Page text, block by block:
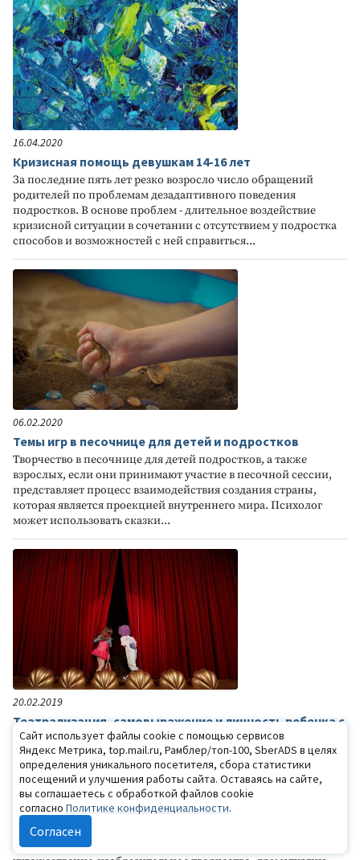
16.04.2020
Кризисная помощь девушкам 14-16 лет
За последние пять лет резко возросло число обращений
родителей по проблемам дезадаптивного поведения
подростков. В основе проблем - длительное воздействие
кризисной ситуации в сочетании с отсутствием у подростка
способов и возможностей с ней справиться...
06.02.2020
Темы игр в песочнице для детей и подростков
Творчество в песочнице для детей подростков, а также
взрослых, если они принимают участие в песочной сессии,
представляет процесс взаимодействия создания страны,
которая является проекцией внутреннего мира. Психолог
может использовать сказки...
20.02.2019
Театрализация, самовыражение и личность ребенка с
ОВЗ
Театр – синтетический вид искусства, который объединяет
разнообразные направления художественной деятельности.
Воздействие театрального искусства на детей обусловлено
особенностями человеческой психики, способной выражать
все формы эмоционального состояния – в движениях, жестах,
мимике, интонациях, речи самого ребенка и т.д. Благодаря
комплексной деятельности, сочетающей движение, музыку,
Сайт использует файлы cookie с помощью сервисов
Яндекс Метрика, top.mail.ru, Рамблер/топ-100, SberADS в целях
определения уникального посетителя, сбора статистики
посещений и улучшения работы сайта. Оставаясь на сайте,
вы соглашаетесь с обработкой файлов cookie
согласно Политике конфиденциальности.
Согласен